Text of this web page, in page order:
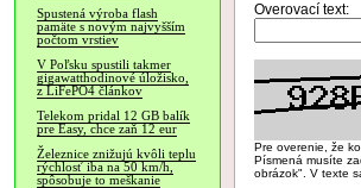
Spustená výroba flash
pamäte s novým najvyšším
počtom vrstiev
V Poľsku spustili takmer
gigawatthodinové úložisko,
z LiFePO4 článkov
Telekom pridal 12 GB balík
pre Easy, chce zaň 12 eur
Železnice znižujú kvôli teplu
rýchlosť iba na 50 km/h,
spôsobuje to meškanie
Overovací text:
Pre overenie, že
Písmená musíte
obrázok". V texte